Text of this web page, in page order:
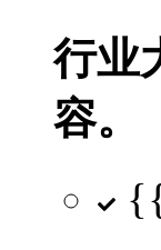
行业
容。